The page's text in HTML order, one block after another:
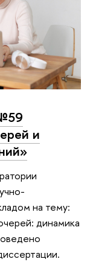
и
на тему:
динамика